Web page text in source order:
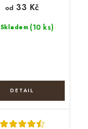
Skladem (10 ks)
od 33 Kč